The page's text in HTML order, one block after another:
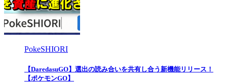
PokeSHIORI
【DaredasuGO】選出の読み合いを共有し合う新機能リリース！
【ポケモンGO】